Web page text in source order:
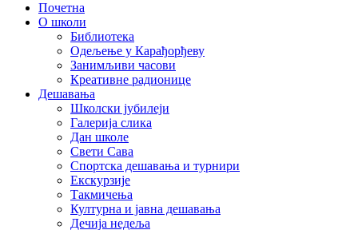
Почетна
О школи
Библиотека
Одељење у Карађорђеву
Занимљиви часови
Креативне радионице
Дешавања
Школски јубилеји
Галерија слика
Дан школе
Свети Сава
Спортска дешавања и турнири
Екскурзије
Такмичења
Културна и јавна дешавања
Дечија недеља